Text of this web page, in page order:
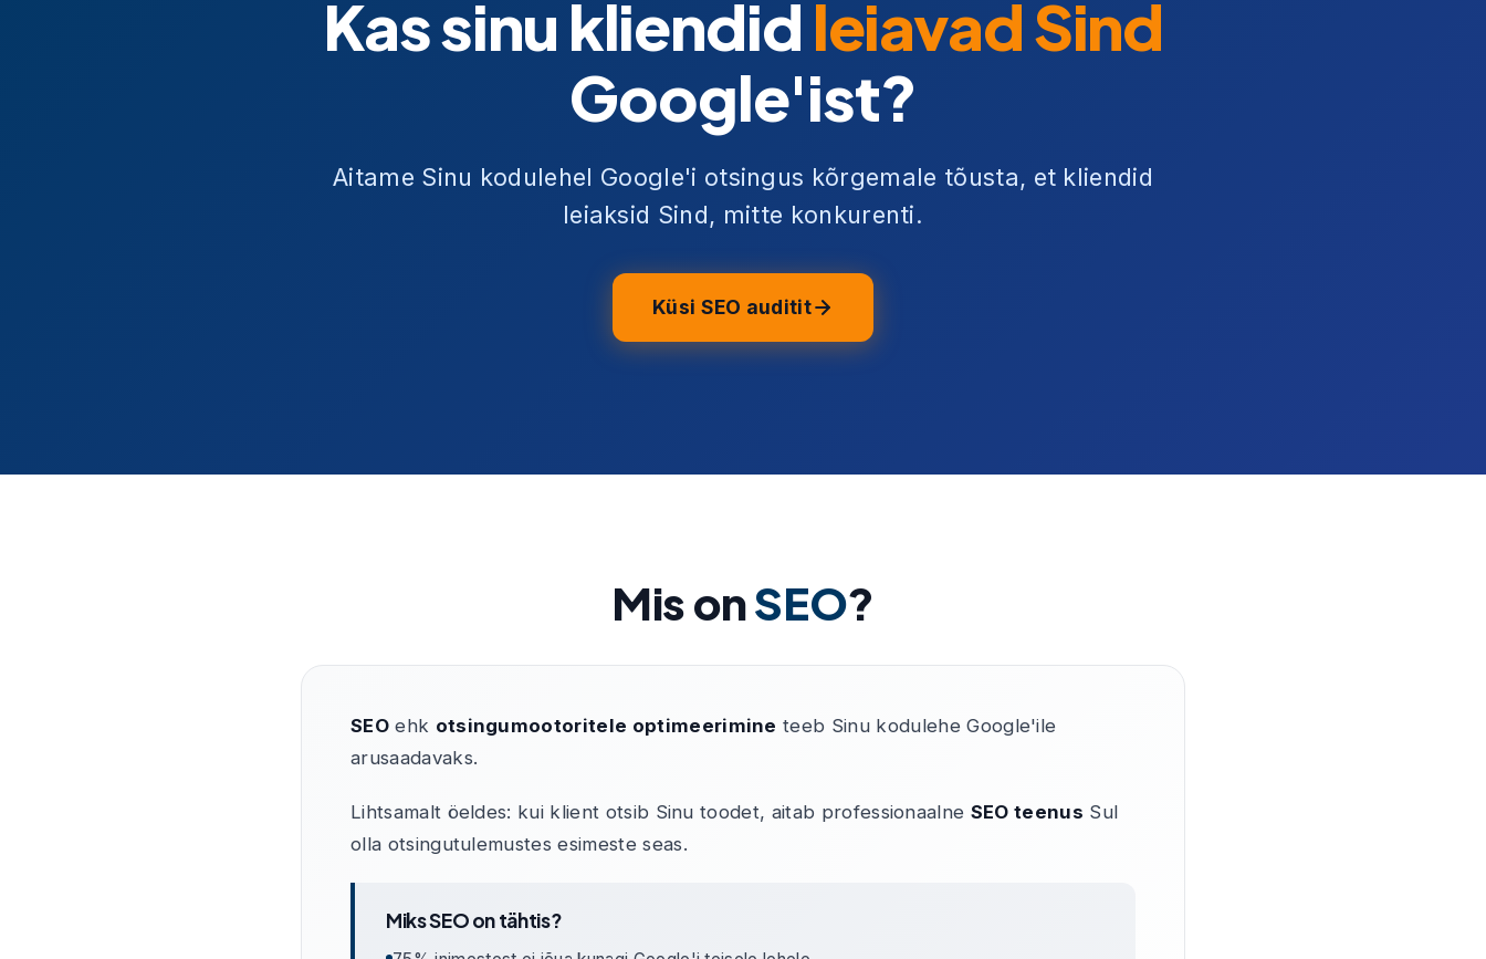
Kas sinu kliendid leiavad Sind
Google'ist?
Aitame Sinu kodulehel Google'i otsingus kõrgemale tõusta, et kliendid
leiaksid Sind, mitte konkurenti.
Küsi SEO auditit
Mis onSEO?
SEOehk otsingumootoritele optimeerimine teeb Sinu kodulehe Google'ile
arusaadavaks.
Lihtsamalt öeldes: kui klient otsib Sinu toodet, aitab professionaalne SEO teenus Sul
olla otsingutulemustes esimeste seas.
Miks SEO on tähtis?